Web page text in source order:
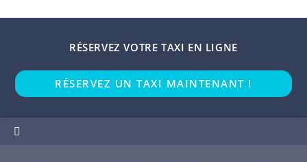
RÉSERVEZ VOTRE TAXI EN LIGNE
RÉSERVEZ UN TAXI MAINTENANT !